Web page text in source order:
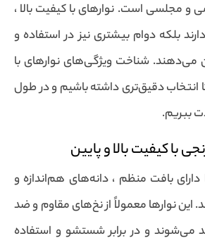
مجلسی است. نوارهای با کیفیت بالا ،
بلکه دوام بیشتری نیز در استفاده و
شناخت ویژگی‌های نوارهای با
دقیق‌تری داشته باشیم و در طول
ببریم.
با کیفیت بالا و پایین
دارای بافت منظم ، دانه‌های هم‌اندازه و
نوارها معمولاً از نخ‌های مقاوم و ضد
و در برابر شستشو و استفاده